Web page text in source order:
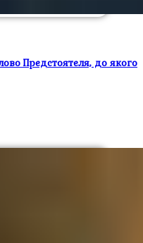
Предстоятеля, до якого